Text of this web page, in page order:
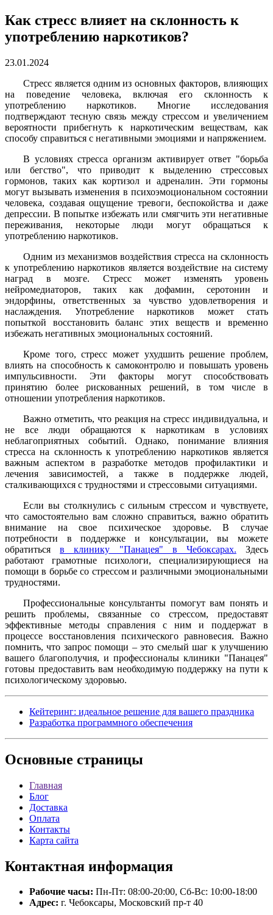
Как стресс влияет на склонность к
употреблению наркотиков?
23.01.2024
Стресс является одним из основных факторов, влияющих
на поведение человека, включая его склонность к
употреблению наркотиков. Многие исследования
подтверждают тесную связь между стрессом и увеличением
вероятности прибегнуть к наркотическим веществам, как
способу справиться с негативными эмоциями и напряжением.
В условиях стресса организм активирует ответ "борьба
или бегство", что приводит к выделению стрессовых
гормонов, таких как кортизол и адреналин. Эти гормоны
могут вызывать изменения в психоэмоциональном состоянии
человека, создавая ощущение тревоги, беспокойства и даже
депрессии. В попытке избежать или смягчить эти негативные
переживания, некоторые люди могут обращаться к
употреблению наркотиков.
Одним из механизмов воздействия стресса на склонность
к употреблению наркотиков является воздействие на систему
наград в мозге. Стресс может изменять уровень
нейромедиаторов, таких как дофамин, серотонин и
эндорфины, ответственных за чувство удовлетворения и
наслаждения. Употребление наркотиков может стать
попыткой восстановить баланс этих веществ и временно
избежать негативных эмоциональных состояний.
Кроме того, стресс может ухудшить решение проблем,
влиять на способность к самоконтролю и повышать уровень
импульсивности. Эти факторы могут способствовать
принятию более рискованных решений, в том числе в
отношении употребления наркотиков.
Важно отметить, что реакция на стресс индивидуальна, и
не все люди обращаются к наркотикам в условиях
неблагоприятных событий. Однако, понимание влияния
стресса на склонность к употреблению наркотиков является
важным аспектом в разработке методов профилактики и
лечения зависимостей, а также в поддержке людей,
сталкивающихся с трудностями и стрессовыми ситуациями.
Если вы столкнулись с сильным стрессом и чувствуете,
что самостоятельно вам сложно справиться, важно обратить
внимание на свое психическое здоровье. В случае
потребности в поддержке и консультации, вы можете
обратитьсяв клинику "Панацея" в Чебоксарах. Здесь
работают грамотные психологи, специализирующиеся на
помощи в борьбе со стрессом и различными эмоциональными
трудностями.
Профессиональные консультанты помогут вам понять и
решить проблемы, связанные со стрессом, предоставят
эффективные методы справления с ним и поддержат в
процессе восстановления психического равновесия. Важно
помнить, что запрос помощи – это смелый шаг к улучшению
вашего благополучия, и профессионалы клиники "Панацея"
готовы предоставить вам необходимую поддержку на пути к
психологическому здоровью.
Кейтеринг: идеальное решение для вашего праздника
Разработка программного обеспечения
Основные страницы
Главная
Блог
Доставка
Оплата
Контакты
Карта сайта
Контактная информация
Рабочие часы: Пн-Пт: 08:00-20:00, Сб-Вс: 10:00-18:00
Адрес: г. Чебоксары, Московский пр-т 40